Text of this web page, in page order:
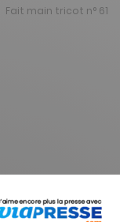
Fait main tricot n° 61